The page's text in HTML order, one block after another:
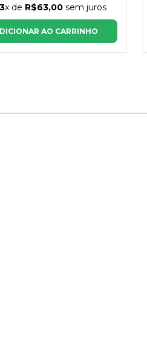
3x de R$63,00 sem juros
AO CARRINHO